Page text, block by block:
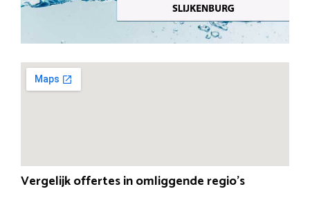
Vergelijk offertes in omliggende regio’s